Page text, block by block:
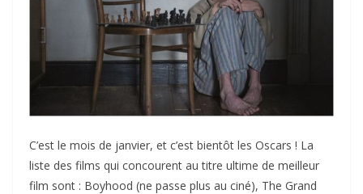
C’est le mois de janvier, et c’est bientôt les Oscars ! La
liste des films qui concourent au titre ultime de meilleur
film sont : Boyhood (ne passe plus au ciné), The Grand